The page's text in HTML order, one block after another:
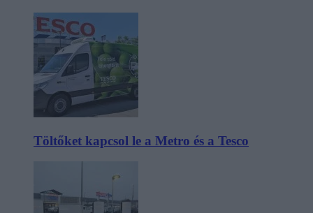
Töltőket kapcsol le a Metro és a Tesco